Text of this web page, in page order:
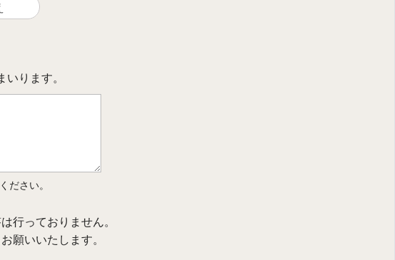
ります。
ださい。
行っておりません。
願いいたします。